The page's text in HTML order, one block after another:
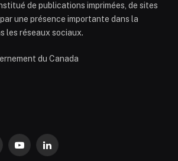
de publications imprimées, de sites
une présence importante dans la
les réseaux sociaux.
du Canada
YouTubeLinkedIn